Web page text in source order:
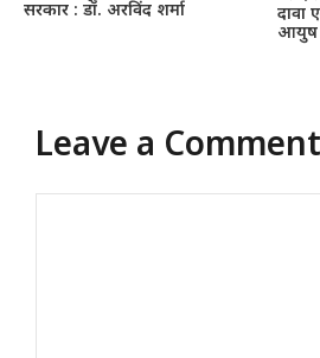
सरकार : डॉ. अरविंद शर्मा
दावा
Leave a Comment